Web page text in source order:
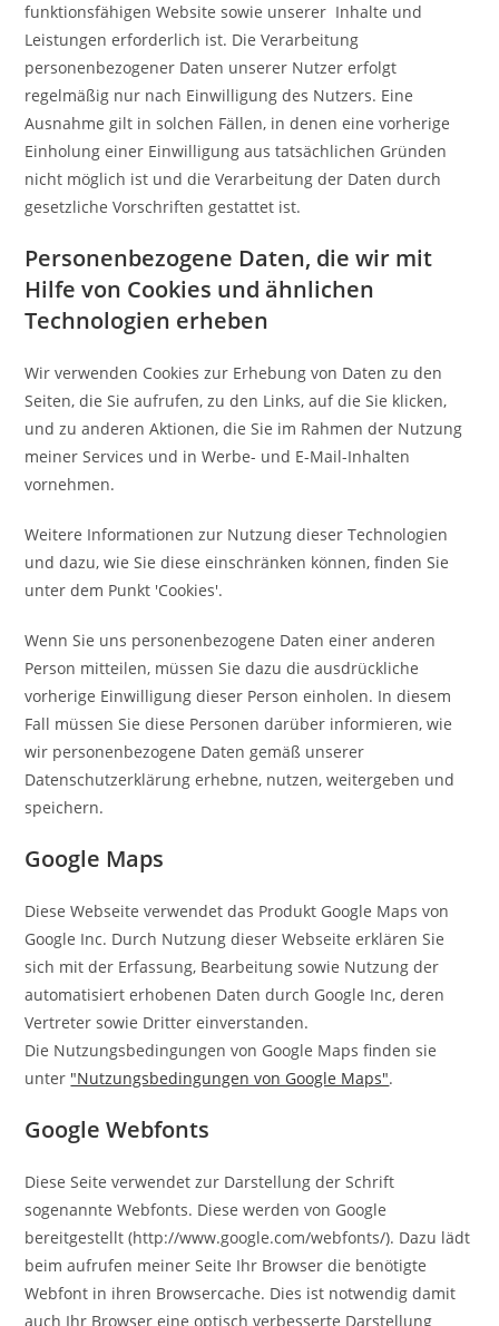
funktionsfähigen Website sowie unserer Inhalte und
Leistungen erforderlich ist. Die Verarbeitung
personenbezogener Daten unserer Nutzer erfolgt
regelmäßig nur nach Einwilligung des Nutzers. Eine
Ausnahme gilt in solchen Fällen, in denen eine vorherige
Einholung einer Einwilligung aus tatsächlichen Gründen
nicht möglich ist und die Verarbeitung der Daten durch
gesetzliche Vorschriften gestattet ist.
Personenbezogene Daten, die wir mit
Hilfe von Cookies und ähnlichen
Technologien erheben
Wir verwenden Cookies zur Erhebung von Daten zu den
Seiten, die Sie aufrufen, zu den Links, auf die Sie klicken,
und zu anderen Aktionen, die Sie im Rahmen der Nutzung
meiner Services und in Werbe- und E-Mail-Inhalten
vornehmen.
Weitere Informationen zur Nutzung dieser Technologien
und dazu, wie Sie diese einschränken können, finden Sie
unter dem Punkt 'Cookies'.
Wenn Sie uns personenbezogene Daten einer anderen
Person mitteilen, müssen Sie dazu die ausdrückliche
vorherige Einwilligung dieser Person einholen. In diesem
Fall müssen Sie diese Personen darüber informieren, wie
wir personenbezogene Daten gemäß unserer
Datenschutzerklärung erhebne, nutzen, weitergeben und
speichern.
Google Maps
Diese Webseite verwendet das Produkt Google Maps von
Google Inc. Durch Nutzung dieser Webseite erklären Sie
sich mit der Erfassung, Bearbeitung sowie Nutzung der
automatisiert erhobenen Daten durch Google Inc, deren
Vertreter sowie Dritter einverstanden.
Die Nutzungsbedingungen von Google Maps finden sie
unter "Nutzungsbedingungen von Google Maps".
Google Webfonts
Diese Seite verwendet zur Darstellung der Schrift
sogenannte Webfonts. Diese werden von Google
bereitgestellt (http://www.google.com/webfonts/). Dazu lädt
beim aufrufen meiner Seite Ihr Browser die benötigte
Webfont in ihren Browsercache. Dies ist notwendig damit
auch Ihr Browser eine optisch verbesserte Darstellung